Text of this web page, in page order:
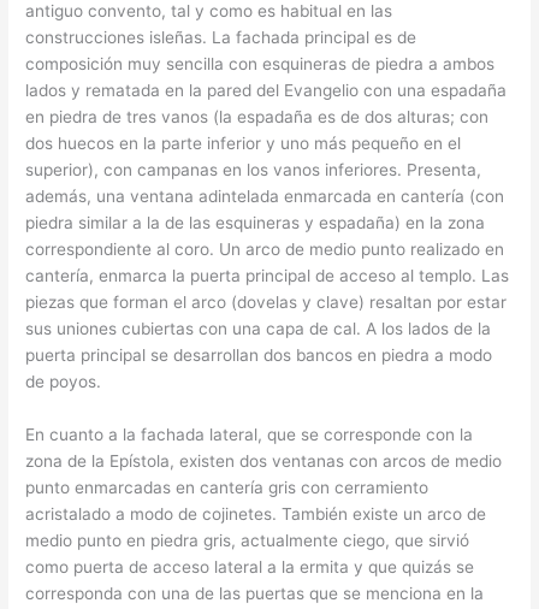
antiguo convento, tal y como es habitual en las
construcciones isleñas. La fachada principal es de
composición muy sencilla con esquineras de piedra a ambos
lados y rematada en la pared del Evangelio con una espadaña
en piedra de tres vanos (la espadaña es de dos alturas; con
dos huecos en la parte inferior y uno más pequeño en el
superior), con campanas en los vanos inferiores. Presenta,
además, una ventana adintelada enmarcada en cantería (con
piedra similar a la de las esquineras y espadaña) en la zona
correspondiente al coro. Un arco de medio punto realizado en
cantería, enmarca la puerta principal de acceso al templo. Las
piezas que forman el arco (dovelas y clave) resaltan por estar
sus uniones cubiertas con una capa de cal. A los lados de la
puerta principal se desarrollan dos bancos en piedra a modo
de poyos.
En cuanto a la fachada lateral, que se corresponde con la
zona de la Epístola, existen dos ventanas con arcos de medio
punto enmarcadas en cantería gris con cerramiento
acristalado a modo de cojinetes. También existe un arco de
medio punto en piedra gris, actualmente ciego, que sirvió
como puerta de acceso lateral a la ermita y que quizás se
corresponda con una de las puertas que se menciona en la